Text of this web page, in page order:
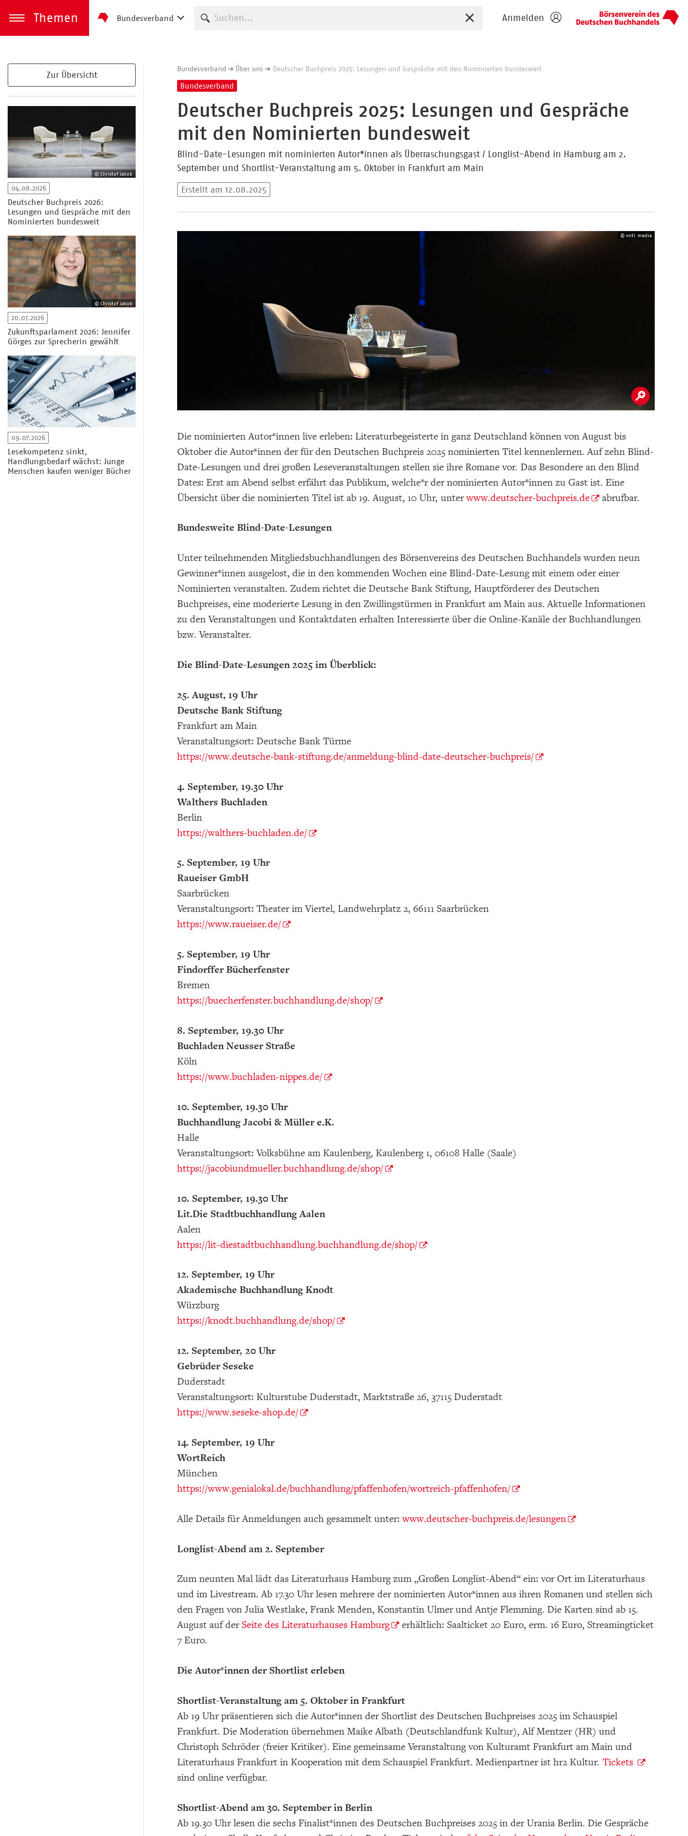
zum Inhalt springen
Themen
Menü öffnen
Bundesverband Suche starten Sucheingabe zurücksetzen
Anmelden
Bundesverband Über uns Deutscher Buchpreis 2025: Lesungen und Gespräche mit den Nominierten bundesweit
Bundesverband
Deutscher Buchpreis 2025: Lesungen und Gespräche
mit den Nominierten bundesweit
Blind-Date-Lesungen mit nominierten Autor*innen als Überraschungsgast / Longlist-Abend in Hamburg am 2.
September und Shortlist-Veranstaltung am 5. Oktober in Frankfurt am Main
Erstellt am 12.08.2025
© vntr media
Die nominierten Autor*innen live erleben: Literaturbegeisterte in ganz Deutschland können von August bis
Oktober die Autor*innen der für den Deutschen Buchpreis 2025 nominierten Titel kennenlernen. Auf zehn Blind-
Date-Lesungen und drei großen Leseveranstaltungen stellen sie ihre Romane vor. Das Besondere an den Blind
Dates: Erst am Abend selbst erfährt das Publikum, welche*r der nominierten Autor*innen zu Gast ist. Eine
Übersicht über die nominierten Titel ist ab 19. August, 10 Uhr, unterwww.deutscher-buchpreis.de abrufbar.
Bundesweite Blind-Date-Lesungen
Unter teilnehmenden Mitgliedsbuchhandlungen des Börsenvereins des Deutschen Buchhandels wurden neun
Gewinner*innen ausgelost, die in den kommenden Wochen eine Blind-Date-Lesung mit einem oder einer
Nominierten veranstalten. Zudem richtet die Deutsche Bank Stiftung, Hauptförderer des Deutschen
Buchpreises, eine moderierte Lesung in den Zwillingstürmen in Frankfurt am Main aus. Aktuelle Informationen
zu den Veranstaltungen und Kontaktdaten erhalten Interessierte über die Online-Kanäle der Buchhandlungen
bzw. Veranstalter.
Die Blind-Date-Lesungen 2025 im Überblick:
25. August, 19 Uhr
Deutsche Bank Stiftung
Frankfurt am Main
Veranstaltungsort: Deutsche Bank Türme
https://www.deutsche-bank-stiftung.de/anmeldung-blind-date-deutscher-buchpreis/
4. September, 19.30 Uhr
Walthers Buchladen
Berlin
https://walthers-buchladen.de/
5. September, 19 Uhr
Raueiser GmbH
Saarbrücken
Veranstaltungsort: Theater im Viertel, Landwehrplatz 2, 66111 Saarbrücken
https://www.raueiser.de/
5. September, 19 Uhr
Findorffer Bücherfenster
Bremen
https://buecherfenster.buchhandlung.de/shop/
8. September, 19.30 Uhr
Buchladen Neusser Straße
Köln
https://www.buchladen-nippes.de/
10. September, 19.30 Uhr
Buchhandlung Jacobi & Müller e.K.
Halle
Veranstaltungsort: Volksbühne am Kaulenberg, Kaulenberg 1, 06108 Halle (Saale)
https://jacobiundmueller.buchhandlung.de/shop/
10. September, 19.30 Uhr
Lit.Die Stadtbuchhandlung Aalen
Aalen
https://lit-diestadtbuchhandlung.buchhandlung.de/shop/
12. September, 19 Uhr
Akademische Buchhandlung Knodt
Würzburg
https://knodt.buchhandlung.de/shop/
12. September, 20 Uhr
Gebrüder Seseke
Duderstadt
Veranstaltungsort: Kulturstube Duderstadt, Marktstraße 26, 37115 Duderstadt
https://www.seseke-shop.de/
14. September, 19 Uhr
WortReich
München
https://www.genialokal.de/buchhandlung/pfaffenhofen/wortreich-pfaffenhofen/
Alle Details für Anmeldungen auch gesammelt unter:www.deutscher-buchpreis.de/lesungen
Longlist-Abend am 2. September
Zum neunten Mal lädt das Literaturhaus Hamburg zum „Großen Longlist-Abend“ ein: vor Ort im Literaturhaus
und im Livestream. Ab 17.30 Uhr lesen mehrere der nominierten Autor*innen aus ihren Romanen und stellen sich
den Fragen von Julia Westlake, Frank Menden, Konstantin Ulmer und Antje Flemming. Die Karten sind ab 15.
August auf der Seite des Literaturhauses Hamburg
erhältlich: Saalticket 20 Euro, erm. 16 Euro, Streamingticket
7 Euro.
Die Autor*innen der Shortlist erleben
Shortlist-Veranstaltung am 5. Oktober in Frankfurt
Ab 19 Uhr präsentieren sich die Autor*innen der Shortlist des Deutschen Buchpreises 2025 im Schauspiel
Frankfurt. Die Moderation übernehmen Maike Albath (Deutschlandfunk Kultur), Alf Mentzer (HR) und
Christoph Schröder (freier Kritiker). Eine gemeinsame Veranstaltung von Kulturamt Frankfurt am Main und
Literaturhaus Frankfurt in Kooperation mit dem Schauspiel Frankfurt. Medienpartner ist hr2 Kultur. Tickets
sind online verfügbar.
Shortlist-Abend am 30. September in Berlin
Ab 19.30 Uhr lesen die sechs Finalist*innen des Deutschen Buchpreises 2025 in der Urania Berlin. Die Gespräche
Zur Übersicht
© Christof Jakob
04.08.2026
Deutscher Buchpreis 2026:
Lesungen und Gespräche mit den
Nominierten bundesweit
© Christof Jakob
20.07.2026
Zukunftsparlament 2026: Jennifer
Görges zur Sprecherin gewählt
09.07.2026
Lesekompetenz sinkt,
Handlungsbedarf wächst: Junge
Menschen kaufen weniger Bücher